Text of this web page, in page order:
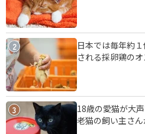
2
日本では毎年約
される採卵鶏の
3
18歳の愛猫が大
老猫の飼い主さ